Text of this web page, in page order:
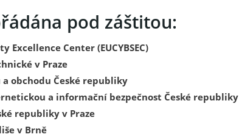
pod záštitou:
Excellence Center (EUCYBSEC)
v Praze
obchodu České republiky
a informační bezpečnost České republiky
republiky v Praze
v Brně